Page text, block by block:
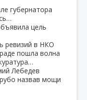
губернатора
цель
пошла волна
Лебедев
назвав мощи